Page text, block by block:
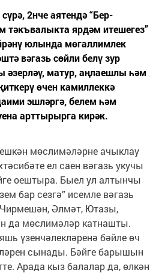
2нче аятендә “Бер-
тәкъвалыкта ярдәм итешегез”
юлында мөгаллимлек
вәгазь сөйли белү зур
әзерләү, матур, аңлаешлы һәм
өчен камиллеккә
эшләргә, белем һәм
арттырырга кирәк.
мөслимәләрне ачыклау
ел саен вәгазь укучы
оештыра. Быел ул алтынчы
бар сезгә” исемле вәгазь
Әлмәт, Ютазы,
да мөслимәләр катнашты.
үзенчәлекләренә бәйле өч
сынады. Бәйге барышын
Арада кыз балалар да, өлкән